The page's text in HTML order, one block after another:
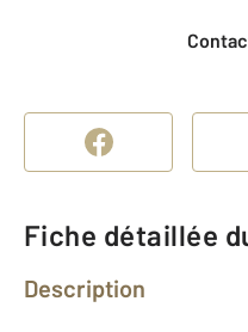
Fiche détaillée
Description